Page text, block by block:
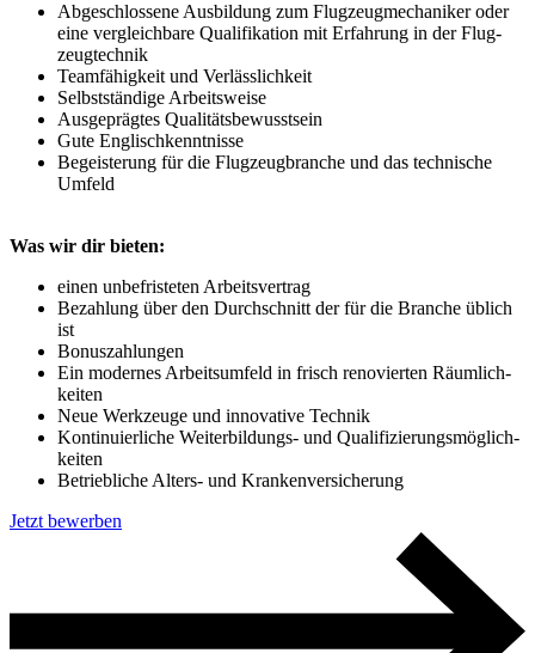
Abge­schlos­sene Aus­bildung zum Flug­zeug­mecha­niker oder
eine vergleich­bare Quali­fika­tion mit Erfahrung in der Flug­
zeug­technik
Teamfähigkeit und Verlässlichkeit
Selbst­ständige Arbeits­weise
Aus­gepräg­tes Qualitäts­bewusst­sein
Gute Englisch­kenntnisse
Begei­sterung für die Flug­zeug­branche und das tech­nische
Umfeld
Was wir dir bieten:
einen unbe­fris­te­ten Arbeits­vertrag
Bezahlung über den Durch­schnitt der für die Branche üblich
ist
Bonus­zahlungen
Ein modernes Arbeits­umfeld in frisch reno­vierten Räumlich­
keiten
Neue Werk­zeuge und inno­vative Technik
Konti­nuier­liche Weiter­bildungs- und Quali­fizierungs­möglich­
keiten
Betrieb­liche Alters- und Kranken­versicherung
Jetzt bewerben